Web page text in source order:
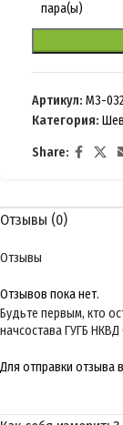
пара(ы)
Артикул: M3-
Категория:
Share:
Отзывы (0)
Отзывы
Отзывов пока нет.
Будьте первым, кто
начсостава ГУГБ
Для отправки отзыва